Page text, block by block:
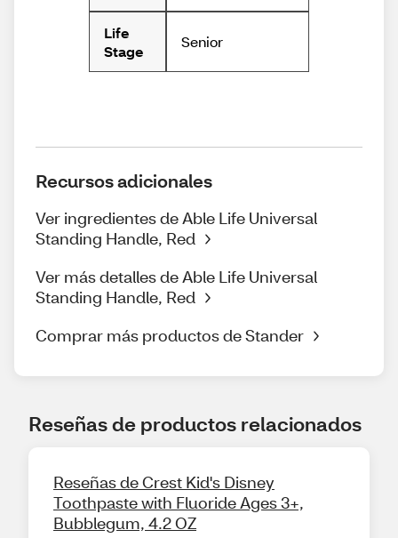
Life
Stage
Senior
Recursos adicionales
Ver ingredientes de Able Life Universal
Standing Handle, Red
Ver más detalles de Able Life Universal
Standing Handle, Red
Comprar más productos de Stander
Reseñas de productos relacionados
Reseñas de Crest Kid's Disney
Toothpaste with Fluoride Ages 3+,
Bubblegum, 4.2 OZ